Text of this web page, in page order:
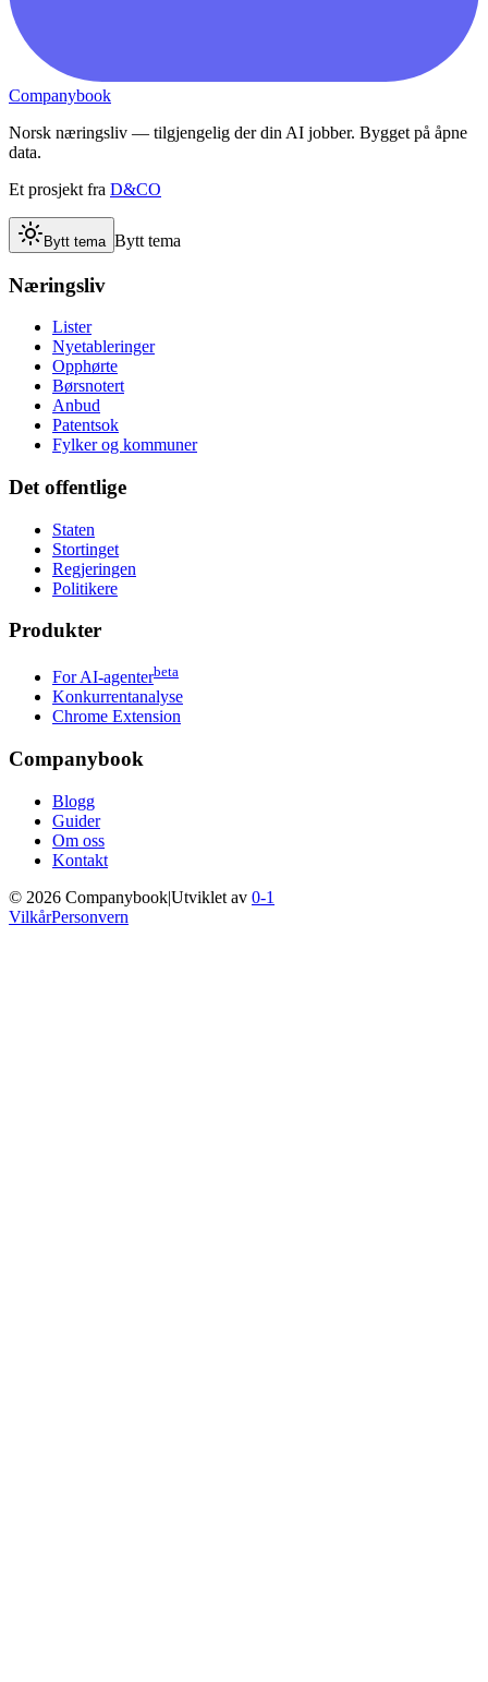
Companybook
Norsk næringsliv — tilgjengelig der din AI jobber. Bygget på åpne
data.
Et prosjekt fra D&CO
Bytt tema Bytt tema
Næringsliv
Lister
Nyetableringer
Opphørte
Børsnotert
Anbud
Patentsok
Fylker og kommuner
Det offentlige
Staten
Stortinget
Regjeringen
Politikere
Produkter
For AI-agenterbeta
Konkurrentanalyse
Chrome Extension
Companybook
Blogg
Guider
Om oss
Kontakt
© 2026 Companybook|Utviklet av 0-1
VilkårPersonvern